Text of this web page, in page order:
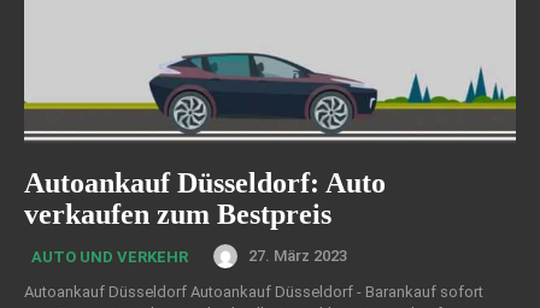
Autoankauf Düsseldorf: Auto
verkaufen zum Bestpreis
AUTO UND VERKEHR
27. März 2023
Autoankauf Düsseldorf Autoankauf Düsseldorf - Barankauf sofort